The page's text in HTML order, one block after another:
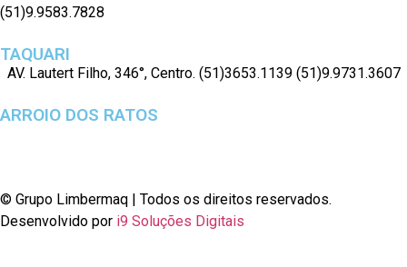
(51)9.9583.7828
TAQUARI
AV. Lautert Filho, 346°, Centro. (51)3653.1139 (51)9.9731.3607
ARROIO DOS RATOS
© Grupo Limbermaq | Todos os direitos reservados.
Desenvolvido por i9 Soluções Digitais